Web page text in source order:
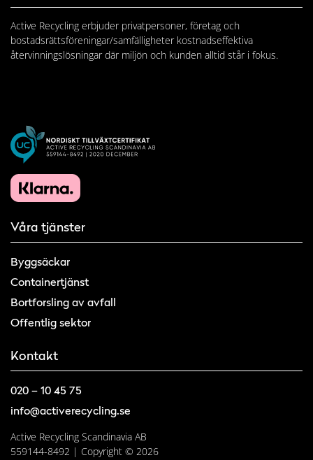
Active Recycling erbjuder privatpersoner, företag och
bostadsrättsföreningar/samfälligheter kostnadseffektiva
återvinningslösningar där miljön och kunden alltid står i fokus.
Våra tjänster
Byggsäckar
Containertjänst
Bortforsling av avfall
Offentlig sektor
Kontakt
020 – 10 45 75
info@activerecycling.se
Active Recycling Scandinavia AB
559144-8492 | Copyright © 2026